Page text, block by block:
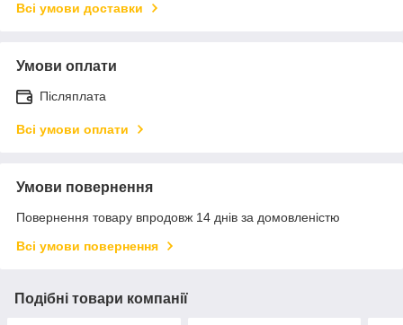
Всі умови доставки
Умови оплати
Післяплата
Всі умови оплати
Умови повернення
Повернення товару впродовж 14 днів за домовленістю
Всі умови повернення
Подібні товари компанії